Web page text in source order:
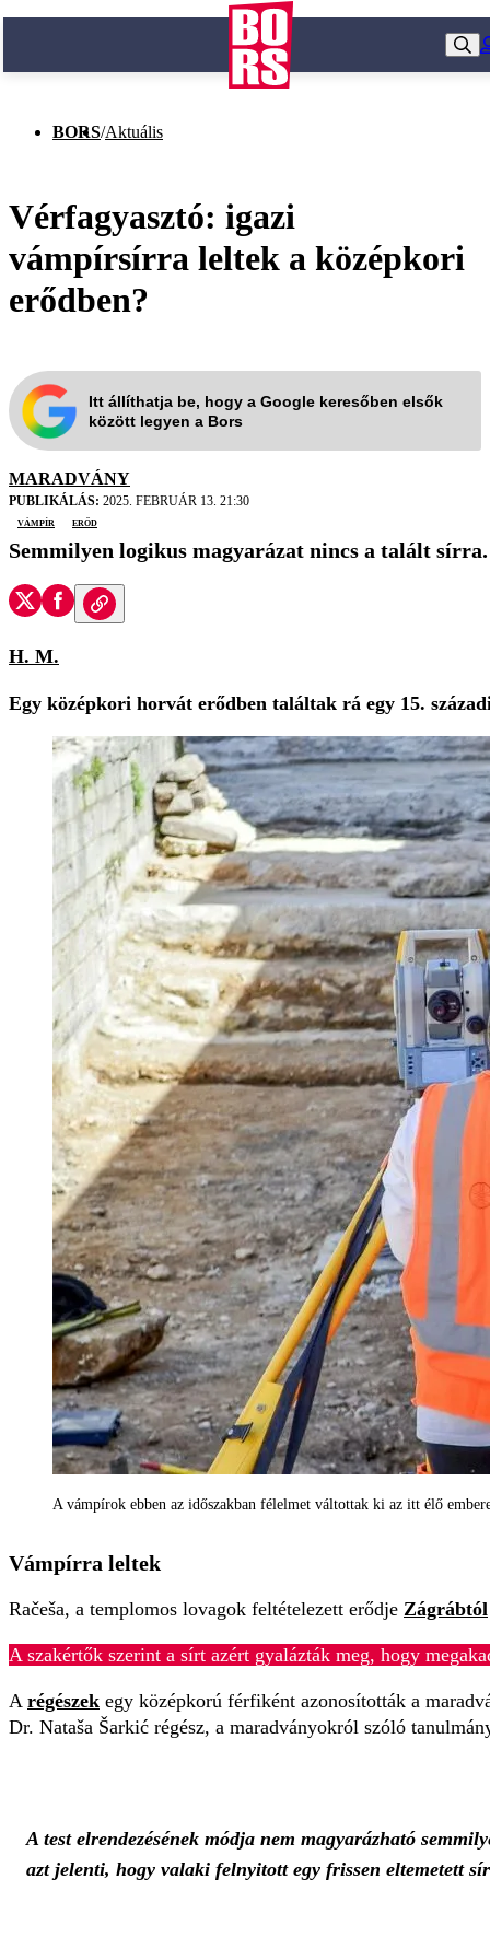
BORS/Aktuális
Vérfagyasztó: igazi
vámpírsírra leltek a középkori
erődben?
Itt állíthatja be, hogy a Google keresőben elsők
között legyen a Bors
MARADVÁNY
PUBLIKÁLÁS: 2025. FEBRUÁR 13. 21:30
vámpír
erőd
Semmilyen logikus magyarázat nincs a talált
H. M.
Egy középkori horvát erődben találtak rá egy 15.
A vámpírok ebben az időszakban félelmet váltottak ki az itt élő
Vámpírra leltek
Račeša, a templomos lovagok feltételezett erődje Zágrábtól
A szakértők szerint a sírt azért gyalázták meg, hogy
A régészek egy középkorú férfiként azonosították a
Dr. Nataša Šarkić régész, a maradványokról szóló
A test elrendezésének módja nem magyarázható
azt jelenti, hogy valaki felnyitott egy frissen eltemetett